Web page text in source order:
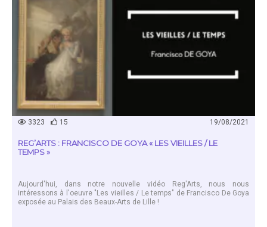
3323 15 19/08/2021
REG’ARTS : FRANCISCO DE GOYA « LES VIEILLES / LE
TEMPS »
Aujourd'hui, dans notre nouvelle vidéo Reg'Arts, nous nous
intéressons à l'oeuvre "Les vieilles / Le temps" de Francisco De Goya
exposée au Palais des Beaux-Arts de Lille !